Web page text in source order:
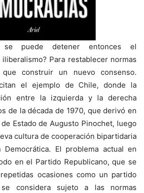
puede detener entonces el
Para restablecer normas
que construir un nuevo consenso.
el ejemplo de Chile, donde la
entre la izquierda y la derecha
de la década de 1970, que derivó en
Estado de Augusto Pinochet, luego
cultura de cooperación bipartidaria
El problema actual en
en el Partido Republicano, que se
ocasiones como un partido
considera sujeto a las normas